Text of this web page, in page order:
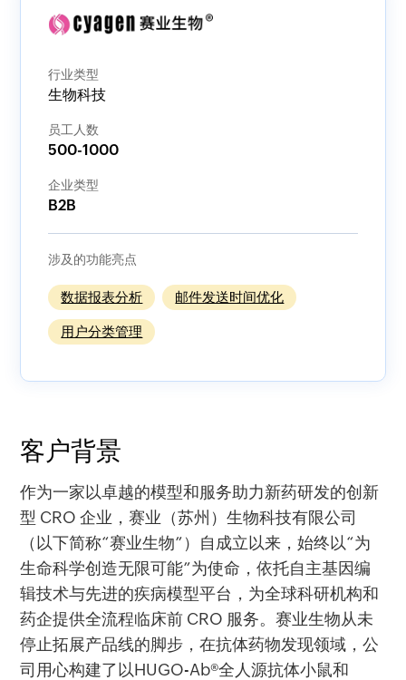
客户背景
作为一家以卓越的模型和服务助力新药研发的创新
型 CRO 企业，赛业（苏州）生物科技有限公司
（以下简称“赛业生物”）自成立以来，始终以“为
生命科学创造无限可能”为使命，依托自主基因编
辑技术与先进的疾病模型平台，为全球科研机构和
药企提供全流程临床前 CRO 服务。赛业生物从未
停止拓展产品线的脚步，在抗体药物发现领域，公
司用心构建了以HUGO-Ab®全人源抗体小鼠和
行业类型
生物科技
员工人数
500-1000
企业类型
B2B
涉及的功能亮点
数据报表分析 邮件发送时间优化
用户分类管理